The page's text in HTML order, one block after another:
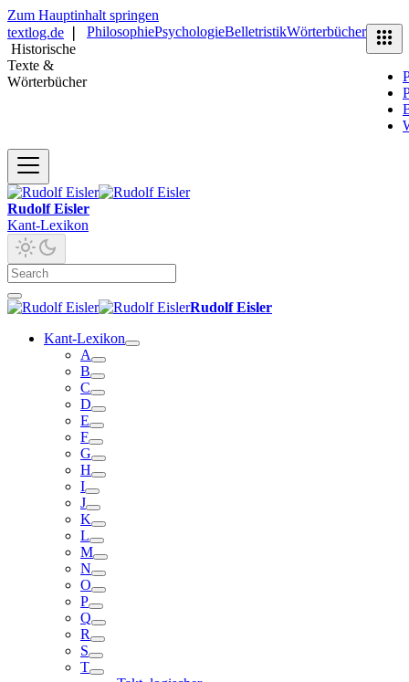
Zum Hauptinhalt springen
textlog.de
Historische
Texte &
Wörterbücher
PhilosophiePsychologieBelletristikWörterbücher
Rudolf Eisler
Kant-Lexikon
Rudolf Eisler
Kant-Lexikon
A
B
C
D
E
F
G
H
I
J
K
L
M
N
O
P
Q
R
S
T